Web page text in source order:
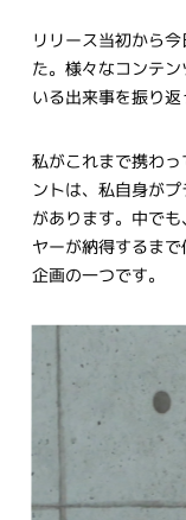
リリース当初から
た。様々なコンテ
いる出来事を振り返
私がこれまで携わ
ントは、私自身が
があります。中で
ヤーが納得するま
企画の一つです。